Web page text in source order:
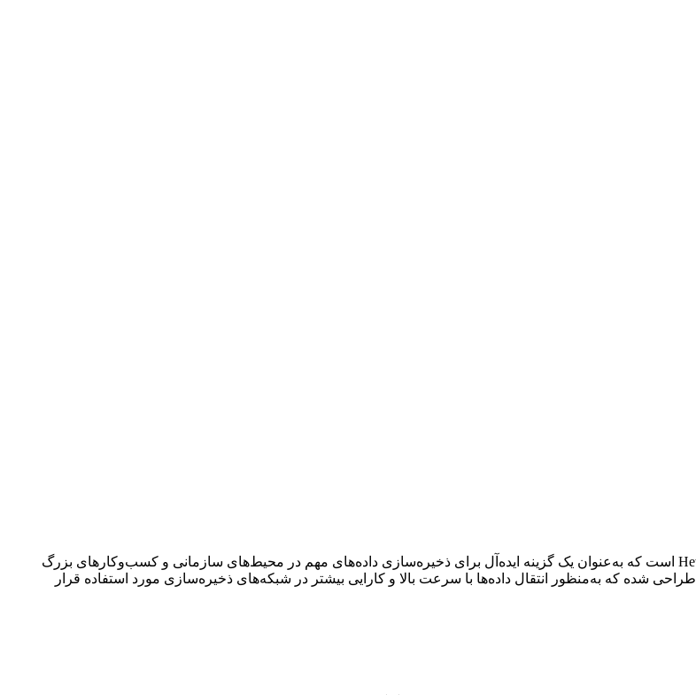
هارد استوریج MSA 1.6TB J9F39SB یکی از محصولات برتر شرکت Hewlett-Packard (HP) است که به‌عنوان یک گزینه ایده‌آل برای ذخیره‌سازی داده‌های مهم در محیط‌های سازمانی و کسب‌وکارهای بزرگ
با استفاده از تکنولوژی SAS (Serial Attached SCSI) طراحی شده که به‌منظور انتقال داده‌ها با سرعت بالا و کارایی بیشتر در شبکه‌های ذخیره‌سازی مورد استفاده قرار